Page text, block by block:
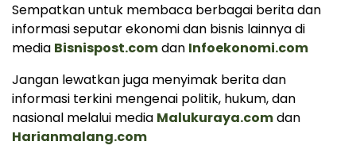
Sempatkan untuk membaca berbagai berita dan
informasi seputar ekonomi dan bisnis lainnya di
media Bisnispost.comdan Infoekonomi.com
Jangan lewatkan juga menyimak berita dan
informasi terkini mengenai politik, hukum, dan
nasional melalui media Malukuraya.comdan
Harianmalang.com